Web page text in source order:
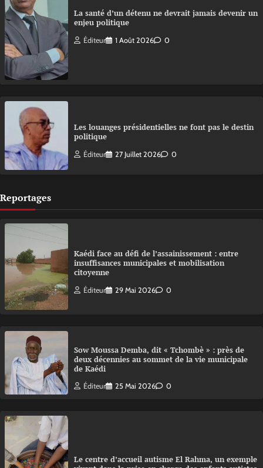
La santé d’un détenu ne devrait jamais devenir un
enjeu politique
Éditeur 1 Août 2026 0
Les louanges présidentielles ne font pas le destin
politique
Éditeur 27 Juillet 2026 0
Reportages
Kaédi face au défi de l’assainissement : entre
insuffisances municipales et mobilisation
citoyenne
Éditeur 29 Mai 2026 0
Sow Moussa Demba, dit « Tchombè » : près de
deux décennies au sommet de la vie municipale
de Kaédi
Éditeur 25 Mai 2026 0
Le centre d’accueil autisme El Rahma, un exemple